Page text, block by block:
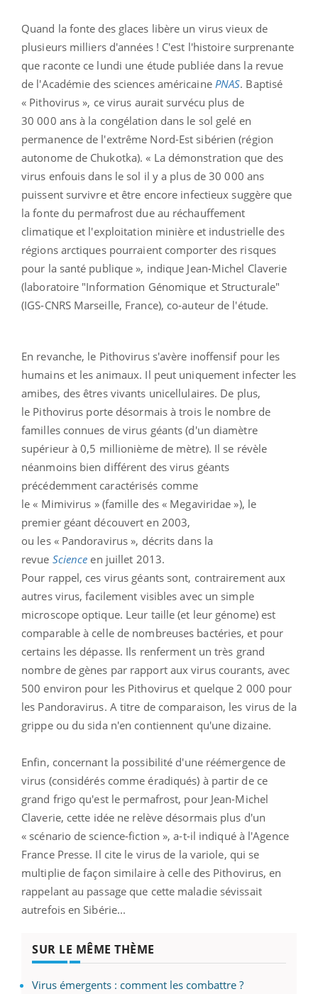
Quand la fonte des glaces libère un virus vieux de
plusieurs milliers d'années ! C'est l'histoire surprenante
que raconte ce lundi une étude publiée dans la revue
de l'Académie des sciences américaine PNAS. Baptisé
« Pithovirus », ce virus aurait survécu plus de
30 000 ans à la congélation dans le sol gelé en
permanence de l'extrême Nord-Est sibérien (région
autonome de Chukotka). « La démonstration que des
virus enfouis dans le sol il y a plus de 30 000 ans
puissent survivre et être encore infectieux suggère que
la fonte du permafrost due au réchauffement
climatique et l'exploitation minière et industrielle des
régions arctiques pourraient comporter des risques
pour la santé publique », indique Jean-Michel Claverie
(laboratoire "Information Génomique et Structurale"
(IGS-CNRS Marseille, France), co-auteur de l'étude.
En revanche, le Pithovirus s'avère inoffensif pour les
humains et les animaux. Il peut uniquement infecter les
amibes, des êtres vivants unicellulaires. De plus,
le Pithovirus porte désormais à trois le nombre de
familles connues de virus géants (d'un diamètre
supérieur à 0,5 millionième de mètre). Il se révèle
néanmoins bien différent des virus géants
précédemment caractérisés comme
le « Mimivirus » (famille des « Megaviridae »), le
premier géant découvert en 2003,
ou les « Pandoravirus », décrits dans la
revue Science en juillet 2013.
Pour rappel, ces virus géants sont, contrairement aux
autres virus, facilement visibles avec un simple
microscope optique. Leur taille (et leur génome) est
comparable à celle de nombreuses bactéries, et pour
certains les dépasse. Ils renferment un très grand
nombre de gènes par rapport aux virus courants, avec
500 environ pour les Pithovirus et quelque 2 000 pour
les Pandoravirus. A titre de comparaison, les virus de la
grippe ou du sida n'en contiennent qu'une dizaine.
Enfin, concernant la possibilité d'une réémergence de
virus (considérés comme éradiqués) à partir de ce
grand frigo qu'est le permafrost, pour Jean-Michel
Claverie, cette idée ne relève désormais plus d'un
« scénario de science-fiction », a-t-il indiqué à l'Agence
France Presse. Il cite le virus de la variole, qui se
multiplie de façon similaire à celle des Pithovirus, en
rappelant au passage que cette maladie sévissait
autrefois en Sibérie...
SUR LE MÊME THÈME
Virus émergents : comment les combattre ?